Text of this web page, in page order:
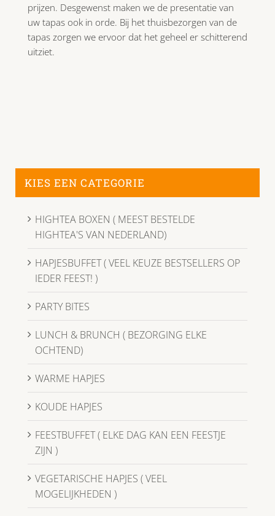
prijzen. Desgewenst maken we de presentatie van
uw tapas ook in orde. Bij het thuisbezorgen van de
tapas zorgen we ervoor dat het geheel er schitterend
uitziet.
KIES EEN CATEGORIE
HIGHTEA BOXEN ( MEEST BESTELDE
HIGHTEA'S VAN NEDERLAND)
HAPJESBUFFET ( VEEL KEUZE BESTSELLERS OP
IEDER FEEST! )
PARTY BITES
LUNCH & BRUNCH ( BEZORGING ELKE
OCHTEND)
WARME HAPJES
KOUDE HAPJES
FEESTBUFFET ( ELKE DAG KAN EEN FEESTJE
ZIJN )
VEGETARISCHE HAPJES ( VEEL
MOGELIJKHEDEN )